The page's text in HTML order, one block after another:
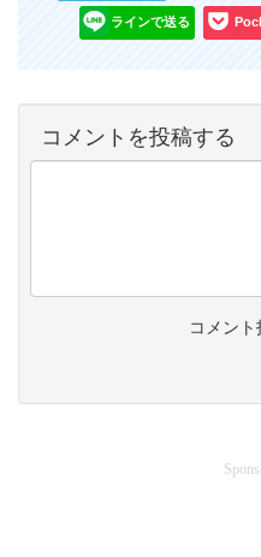
ラインで送る
コメントを投稿する
コメン